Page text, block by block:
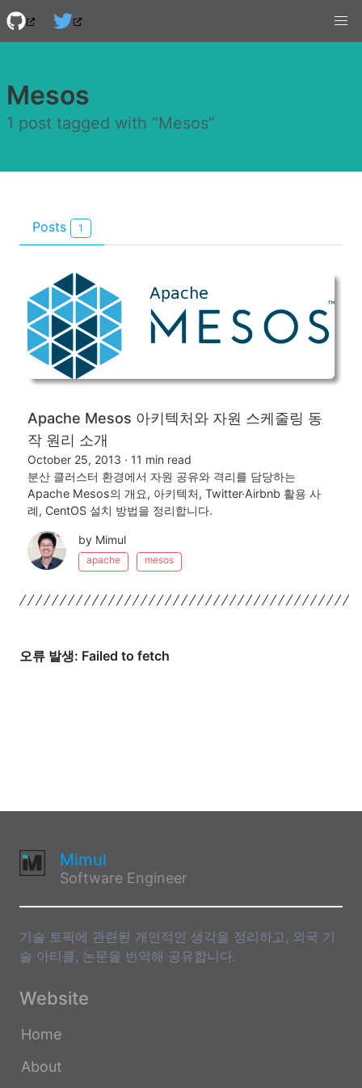
Mesos
1 post tagged with “Mesos”
Posts 1
Apache Mesos 아키텍처와 자원 스케줄링 동
작 원리 소개
October 25, 2013 · 11 min read
분산 클러스터 환경에서 자원 공유와 격리를 담당하는
Apache Mesos의 개요, 아키텍처, Twitter·Airbnb 활용 사
례, CentOS 설치 방법을 정리합니다.
by Mimul
apache mesos
Mimul
Software Engineer
기술 토픽에 관련된 개인적인 생각을 정리하고, 외국 기
술 아티클, 논문을 번역해 공유합니다.
Website
Home
About